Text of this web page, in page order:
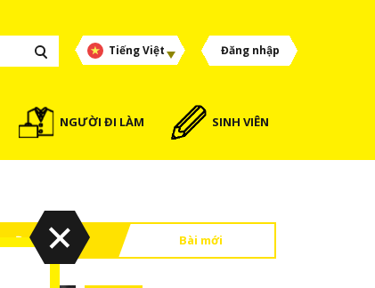
Tiếng Việt Đăng nhập
NGƯỜI ĐI LÀM SINH VIÊN
Đọc nhiều Bài mới